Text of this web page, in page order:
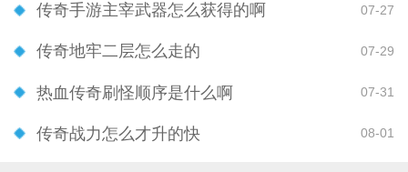
传奇手游主宰武器怎么获得的啊 07-27
传奇地牢二层怎么走的 07-29
热血传奇刷怪顺序是什么啊 07-31
传奇战力怎么才升的快 08-01